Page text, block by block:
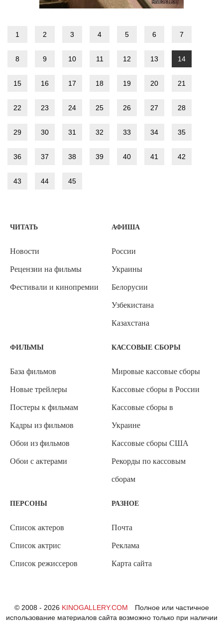
1 2 3 4 5 6 7
8 9 10 11 12 13 14
15 16 17 18 19 20 21
22 23 24 25 26 27 28
29 30 31 32 33 34 35
36 37 38 39 40 41 42
43 44 45
ЧИТАТЬ
Новости
Рецензии на фильмы
Фестивали и кинопремии
АФИША
России
Украины
Белорусии
Узбекистана
Казахстана
ФИЛЬМЫ
База фильмов
Новые трейлеры
Постеры к фильмам
Кадры из фильмов
Обои из фильмов
Обои с актерами
КАССОВЫЕ СБОРЫ
Мировые кассовые сборы
Кассовые сборы в России
Кассовые сборы в
Украине
Кассовые сборы США
Рекорды по кассовым
сборам
ПЕРСОНЫ
Список актеров
Список актрис
Список режиссеров
РАЗНОЕ
Почта
Реклама
Карта сайта
© 2008 - 2026 KINOGALLERY.COM
Полное или частичное
использование материалов сайта возможно только при наличии